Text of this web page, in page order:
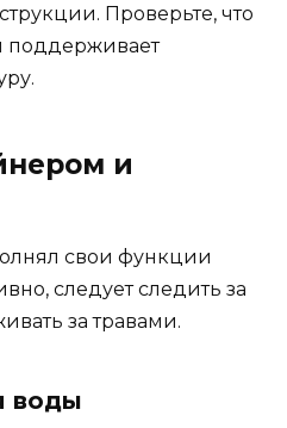
Проверьте, что
поддерживает
и
свои функции
следует следить за
за травами.
воды